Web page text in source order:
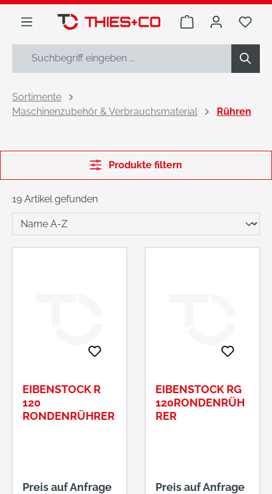
springen
Warenkorb Du
Sortimente
Maschinenzubehör & Verbrauchsmaterial
Rühren
Produkte filtern
19 Artikel gefunden
EIBENSTOCK R
120
RONDENRÜHRER
Preis auf Anfrage
EIBENSTOCK RG
120RONDENRÜH
RER
Preis auf Anfrage